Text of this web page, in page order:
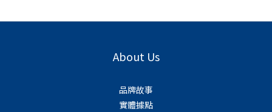
About Us
品牌故事
實體據點